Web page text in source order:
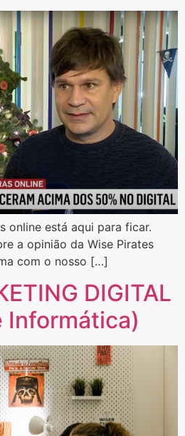
online está aqui para ficar.
a opinião da Wise Pirates
com o nosso […]
DIGITAL
Informática)